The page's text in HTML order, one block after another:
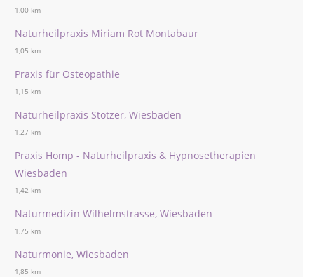
1,00 km
Naturheilpraxis Miriam Rot Montabaur
1,05 km
Praxis für Osteopathie
1,15 km
Naturheilpraxis Stötzer, Wiesbaden
1,27 km
Praxis Homp - Naturheilpraxis & Hypnosetherapien
Wiesbaden
1,42 km
Naturmedizin Wilhelmstrasse, Wiesbaden
1,75 km
Naturmonie, Wiesbaden
1,85 km